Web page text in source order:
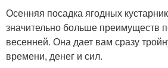
Осенняя посадка ягодных
значительно больше преимуществ
весенней. Она дает вам сразу
времени, денег и сил.